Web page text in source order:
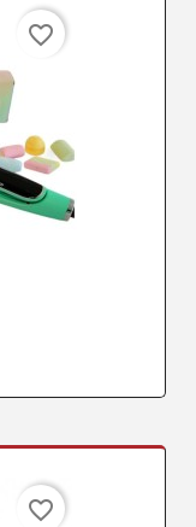
favorite_border
favorite_border